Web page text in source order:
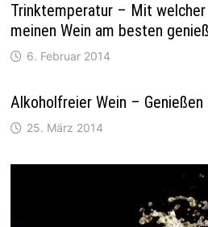
Trinktemperatur – Mit
meinen Wein am besten
6. Februar 2014
Alkoholfreier Wein – Genießen
25. März 2014